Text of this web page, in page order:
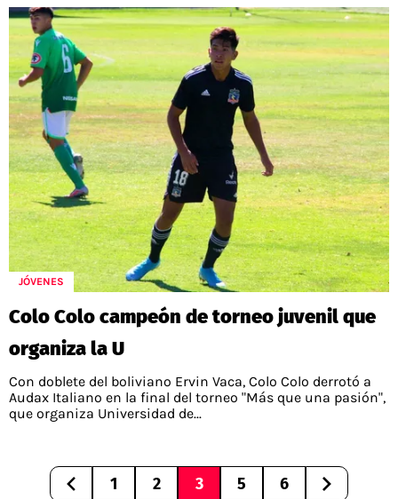
JÓVENES
Colo Colo campeón de torneo juvenil que
organiza la U
Con doblete del boliviano Ervin Vaca, Colo Colo derrotó a
Audax Italiano en la final del torneo "Más que una pasión",
que organiza Universidad de...
1 2 3 5 6